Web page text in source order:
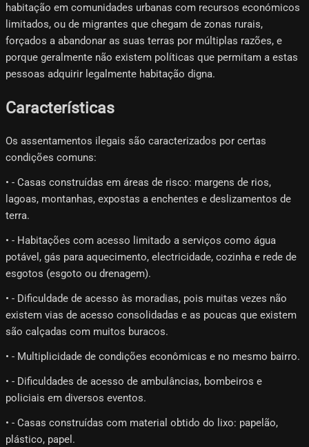
habitação em comunidades urbanas com recursos económicos
limitados, ou de migrantes que chegam de zonas rurais,
forçados a abandonar as suas terras por múltiplas razões, e
porque geralmente não existem políticas que permitam a estas
pessoas adquirir legalmente habitação digna.
Características
Os assentamentos ilegais são caracterizados por certas
condições comuns:
• - Casas construídas em áreas de risco: margens de rios,
lagoas, montanhas, expostas a enchentes e deslizamentos de
terra.
• - Habitações com acesso limitado a serviços como água
potável, gás para aquecimento, electricidade, cozinha e rede de
esgotos (esgoto ou drenagem).
• - Dificuldade de acesso às moradias, pois muitas vezes não
existem vias de acesso consolidadas e as poucas que existem
são calçadas com muitos buracos.
• - Multiplicidade de condições econômicas e no mesmo bairro.
• - Dificuldades de acesso de ambulâncias, bombeiros e
policiais em diversos eventos.
• - Casas construídas com material obtido do lixo: papelão,
plástico, papel.